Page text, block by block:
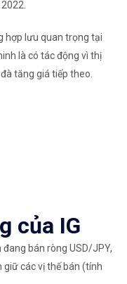
hợp lưu quan trọng tại
là có tác động vì thị
tăng giá tiếp theo.
của IG
đang bán ròng USD/JPY,
giữ các vị thế bán (tính